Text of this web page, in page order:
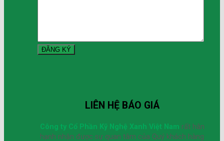
LIÊN HỆ BÁO GIÁ
Công ty Cổ Phần Kỹ Nghệ Xanh Việt Nam rất hân
hạnh nhận được sự quan tâm của Quý khách hàng